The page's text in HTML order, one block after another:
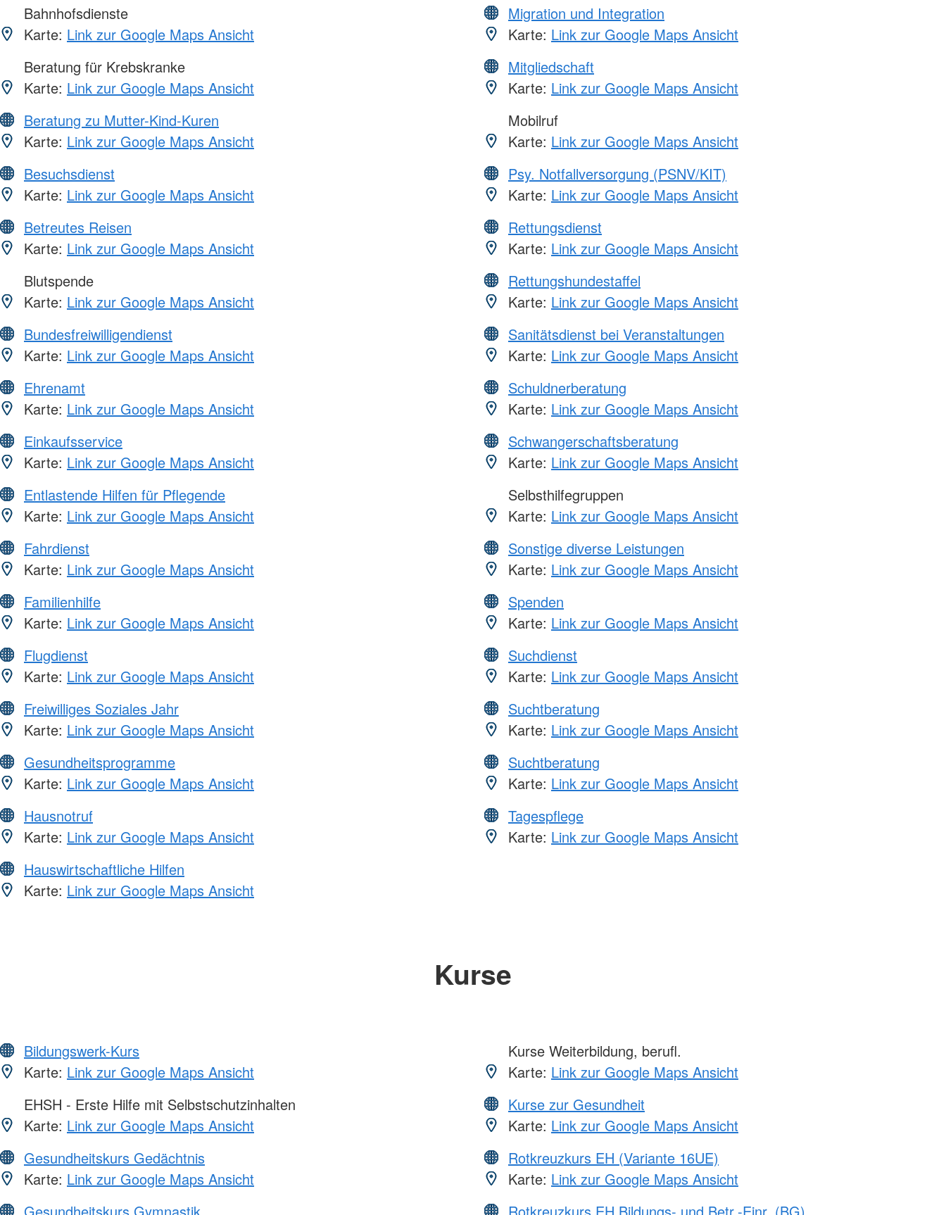
Bahnhofsdienste
Karte: Link zur Google Maps Ansicht
Beratung für Krebskranke
Karte: Link zur Google Maps Ansicht
Beratung zu Mutter-Kind-Kuren
Karte: Link zur Google Maps Ansicht
Besuchsdienst
Karte: Link zur Google Maps Ansicht
Betreutes Reisen
Karte: Link zur Google Maps Ansicht
Blutspende
Karte: Link zur Google Maps Ansicht
Bundesfreiwilligendienst
Karte: Link zur Google Maps Ansicht
Ehrenamt
Karte: Link zur Google Maps Ansicht
Einkaufsservice
Karte: Link zur Google Maps Ansicht
Entlastende Hilfen für Pflegende
Karte: Link zur Google Maps Ansicht
Fahrdienst
Karte: Link zur Google Maps Ansicht
Familienhilfe
Karte: Link zur Google Maps Ansicht
Flugdienst
Karte: Link zur Google Maps Ansicht
Freiwilliges Soziales Jahr
Karte: Link zur Google Maps Ansicht
Gesundheitsprogramme
Karte: Link zur Google Maps Ansicht
Hausnotruf
Karte: Link zur Google Maps Ansicht
Hauswirtschaftliche Hilfen
Karte: Link zur Google Maps Ansicht
Migration und Integration
Karte: Link zur Google Maps Ansicht
Mitgliedschaft
Karte: Link zur Google Maps Ansicht
Mobilruf
Karte: Link zur Google Maps Ansicht
Psy. Notfallversorgung (PSNV/KIT)
Karte: Link zur Google Maps Ansicht
Rettungsdienst
Karte: Link zur Google Maps Ansicht
Rettungshundestaffel
Karte: Link zur Google Maps Ansicht
Sanitätsdienst bei Veranstaltungen
Karte: Link zur Google Maps Ansicht
Schuldnerberatung
Karte: Link zur Google Maps Ansicht
Schwangerschaftsberatung
Karte: Link zur Google Maps Ansicht
Selbsthilfegruppen
Karte: Link zur Google Maps Ansicht
Sonstige diverse Leistungen
Karte: Link zur Google Maps Ansicht
Spenden
Karte: Link zur Google Maps Ansicht
Suchdienst
Karte: Link zur Google Maps Ansicht
Suchtberatung
Karte: Link zur Google Maps Ansicht
Suchtberatung
Karte: Link zur Google Maps Ansicht
Tagespflege
Karte: Link zur Google Maps Ansicht
Kurse
Bildungswerk-Kurs
Karte: Link zur Google Maps Ansicht
EHSH - Erste Hilfe mit Selbstschutzinhalten
Karte: Link zur Google Maps Ansicht
Gesundheitskurs Gedächtnis
Karte: Link zur Google Maps Ansicht
Kurse Weiterbildung, berufl.
Karte: Link zur Google Maps Ansicht
Kurse zur Gesundheit
Karte: Link zur Google Maps Ansicht
Rotkreuzkurs EH (Variante 16UE)
Karte: Link zur Google Maps Ansicht